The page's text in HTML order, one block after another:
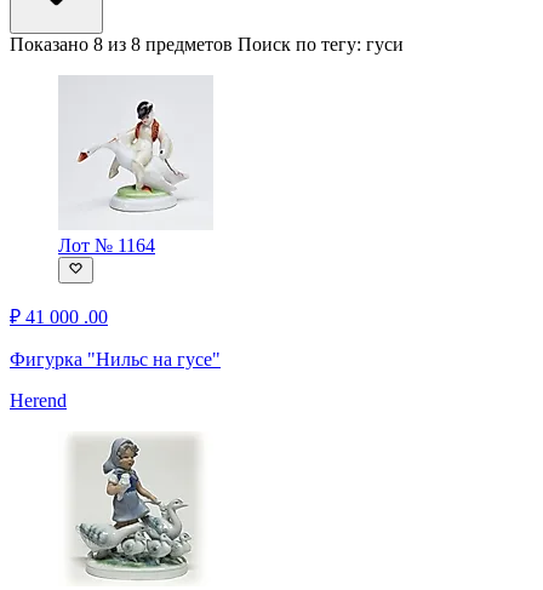
Показано 8 из 8 предметов Поиск по тегу: гуси
Лот № 1164
₽ 41 000 .00
Фигурка "Нильс на гусе"
Herend